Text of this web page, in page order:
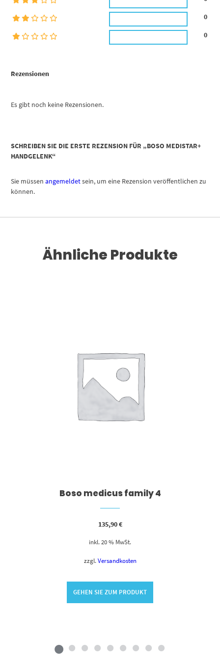
Rezensionen
Es gibt noch keine Rezensionen.
0
0
SCHREIBEN SIE DIE ERSTE REZENSION FÜR „BOSO MEDISTAR+
HANDGELENK“
Sie müssenangemeldetsein, um eine Rezension veröffentlichen zu
können.
Ähnliche Produkte
Boso medicus family 4
135,90€
inkl. 20 % MwSt.
zzgl. Versandkosten
GEHEN SIE ZUM PRODUKT